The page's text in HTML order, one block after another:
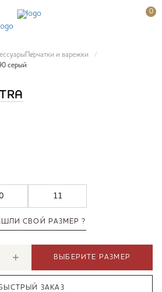
0
Перчатки и варежки
серый
СВОЙ РАЗМЕР ?
11
ВЫБЕРИТЕ РАЗМЕР
ЗАКАЗ